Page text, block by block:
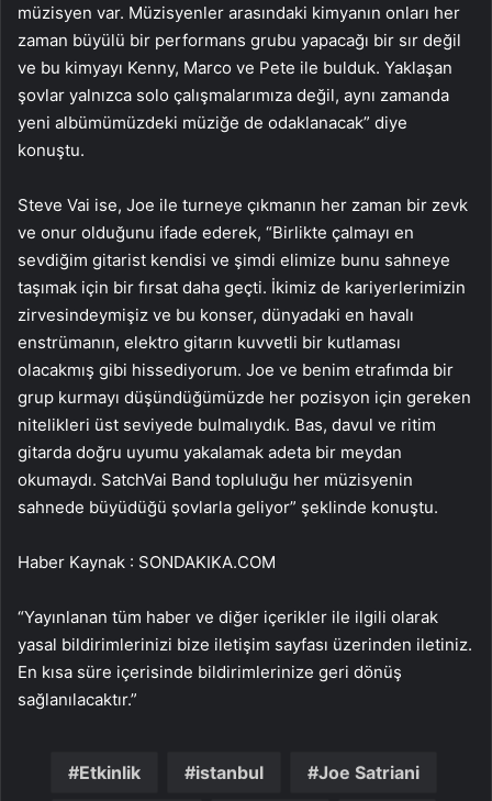
müzisyen var. Müzisyenler arasındaki kimyanın onları her
zaman büyülü bir performans grubu yapacağı bir sır değil
ve bu kimyayı Kenny, Marco ve Pete ile bulduk. Yaklaşan
şovlar yalnızca solo çalışmalarımıza değil, aynı zamanda
yeni albümümüzdeki müziğe de odaklanacak” diye
konuştu.
Steve Vai ise, Joe ile turneye çıkmanın her zaman bir zevk
ve onur olduğunu ifade ederek, “Birlikte çalmayı en
sevdiğim gitarist kendisi ve şimdi elimize bunu sahneye
taşımak için bir fırsat daha geçti. İkimiz de kariyerlerimizin
zirvesindeymişiz ve bu konser, dünyadaki en havalı
enstrümanın, elektro gitarın kuvvetli bir kutlaması
olacakmış gibi hissediyorum. Joe ve benim etrafımda bir
grup kurmayı düşündüğümüzde her pozisyon için gereken
nitelikleri üst seviyede bulmalıydık. Bas, davul ve ritim
gitarda doğru uyumu yakalamak adeta bir meydan
okumaydı. SatchVai Band topluluğu her müzisyenin
sahnede büyüdüğü şovlarla geliyor” şeklinde konuştu.
Haber Kaynak : SONDAKIKA.COM
“Yayınlanan tüm haber ve diğer içerikler ile ilgili olarak
yasal bildirimlerinizi bize iletişim sayfası üzerinden iletiniz.
En kısa süre içerisinde bildirimlerinize geri dönüş
sağlanılacaktır.”
Etkinlik istanbul Joe Satriani